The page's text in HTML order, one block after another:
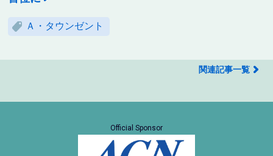
Ａ・タウンゼント
関連記事一覧
Official Sponsor